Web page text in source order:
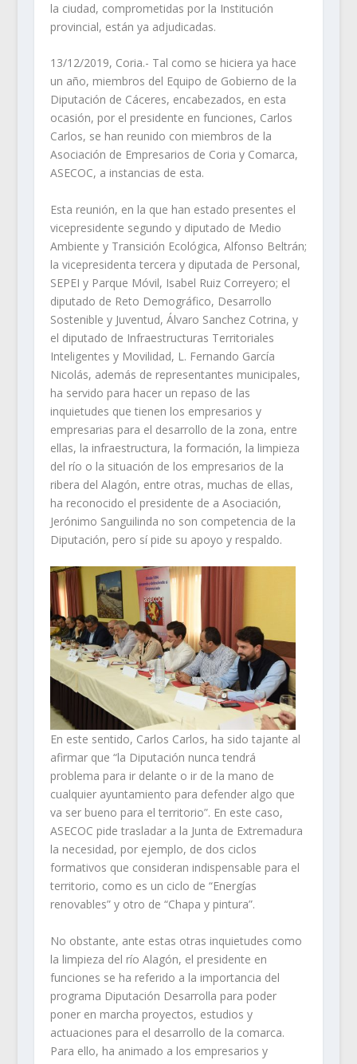
la ciudad, comprometidas por la Institución
provincial, están ya adjudicadas.
13/12/2019, Coria.- Tal como se hiciera ya hace
un año, miembros del Equipo de Gobierno de la
Diputación de Cáceres, encabezados, en esta
ocasión, por el presidente en funciones, Carlos
Carlos, se han reunido con miembros de la
Asociación de Empresarios de Coria y Comarca,
ASECOC, a instancias de esta.
Esta reunión, en la que han estado presentes el
vicepresidente segundo y diputado de Medio
Ambiente y Transición Ecológica, Alfonso Beltrán;
la vicepresidenta tercera y diputada de Personal,
SEPEI y Parque Móvil, Isabel Ruiz Correyero; el
diputado de Reto Demográfico, Desarrollo
Sostenible y Juventud, Álvaro Sanchez Cotrina, y
el diputado de Infraestructuras Territoriales
Inteligentes y Movilidad, L. Fernando García
Nicolás, además de representantes municipales,
ha servido para hacer un repaso de las
inquietudes que tienen los empresarios y
empresarias para el desarrollo de la zona, entre
ellas, la infraestructura, la formación, la limpieza
del río o la situación de los empresarios de la
ribera del Alagón, entre otras, muchas de ellas,
ha reconocido el presidente de a Asociación,
Jerónimo Sanguilinda no son competencia de la
Diputación, pero sí pide su apoyo y respaldo.
En este sentido, Carlos Carlos, ha sido tajante al
afirmar que “la Diputación nunca tendrá
problema para ir delante o ir de la mano de
cualquier ayuntamiento para defender algo que
va ser bueno para el territorio”. En este caso,
ASECOC pide trasladar a la Junta de Extremadura
la necesidad, por ejemplo, de dos ciclos
formativos que consideran indispensable para el
territorio, como es un ciclo de “Energías
renovables” y otro de “Chapa y pintura”.
No obstante, ante estas otras inquietudes como
la limpieza del río Alagón, el presidente en
funciones se ha referido a la importancia del
programa Diputación Desarrolla para poder
poner en marcha proyectos, estudios y
actuaciones para el desarrollo de la comarca.
Para ello, ha animado a los empresarios y